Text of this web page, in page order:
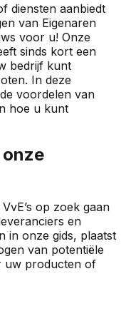
diensten aanbiedt
van Eigenaren
voor u! Onze
sinds kort een
bedrijf kunt
In deze
voordelen van
hoe u kunt
op zoek gaan
en
in onze gids, plaatst
van potentiële
uw producten of